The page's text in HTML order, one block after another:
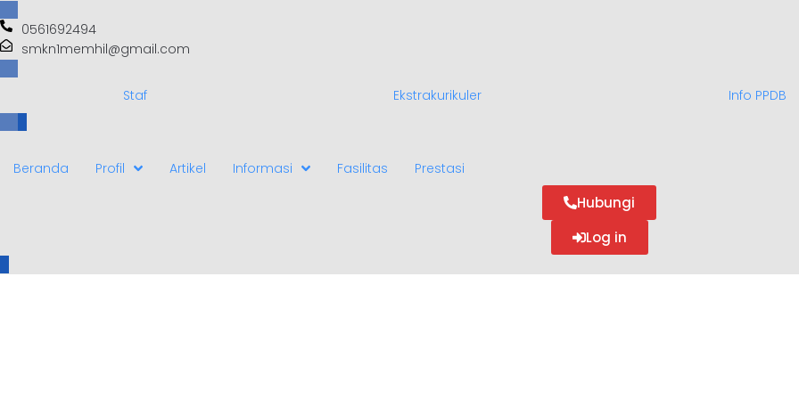
0561692494
smkn1memhil@gmail.com
Staf Ekstrakurikuler Info PPDB
Beranda Profil Artikel Informasi Fasilitas Prestasi
Hubungi
Log in